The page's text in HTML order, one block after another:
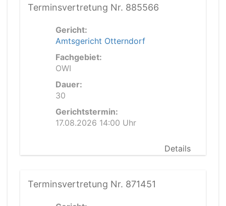
Terminsvertretung Nr. 885566
Gericht:
Amtsgericht Otterndorf
Fachgebiet:
OWI
Dauer:
30
Gerichtstermin:
17.08.2026 14:00 Uhr
Details
Terminsvertretung Nr. 871451